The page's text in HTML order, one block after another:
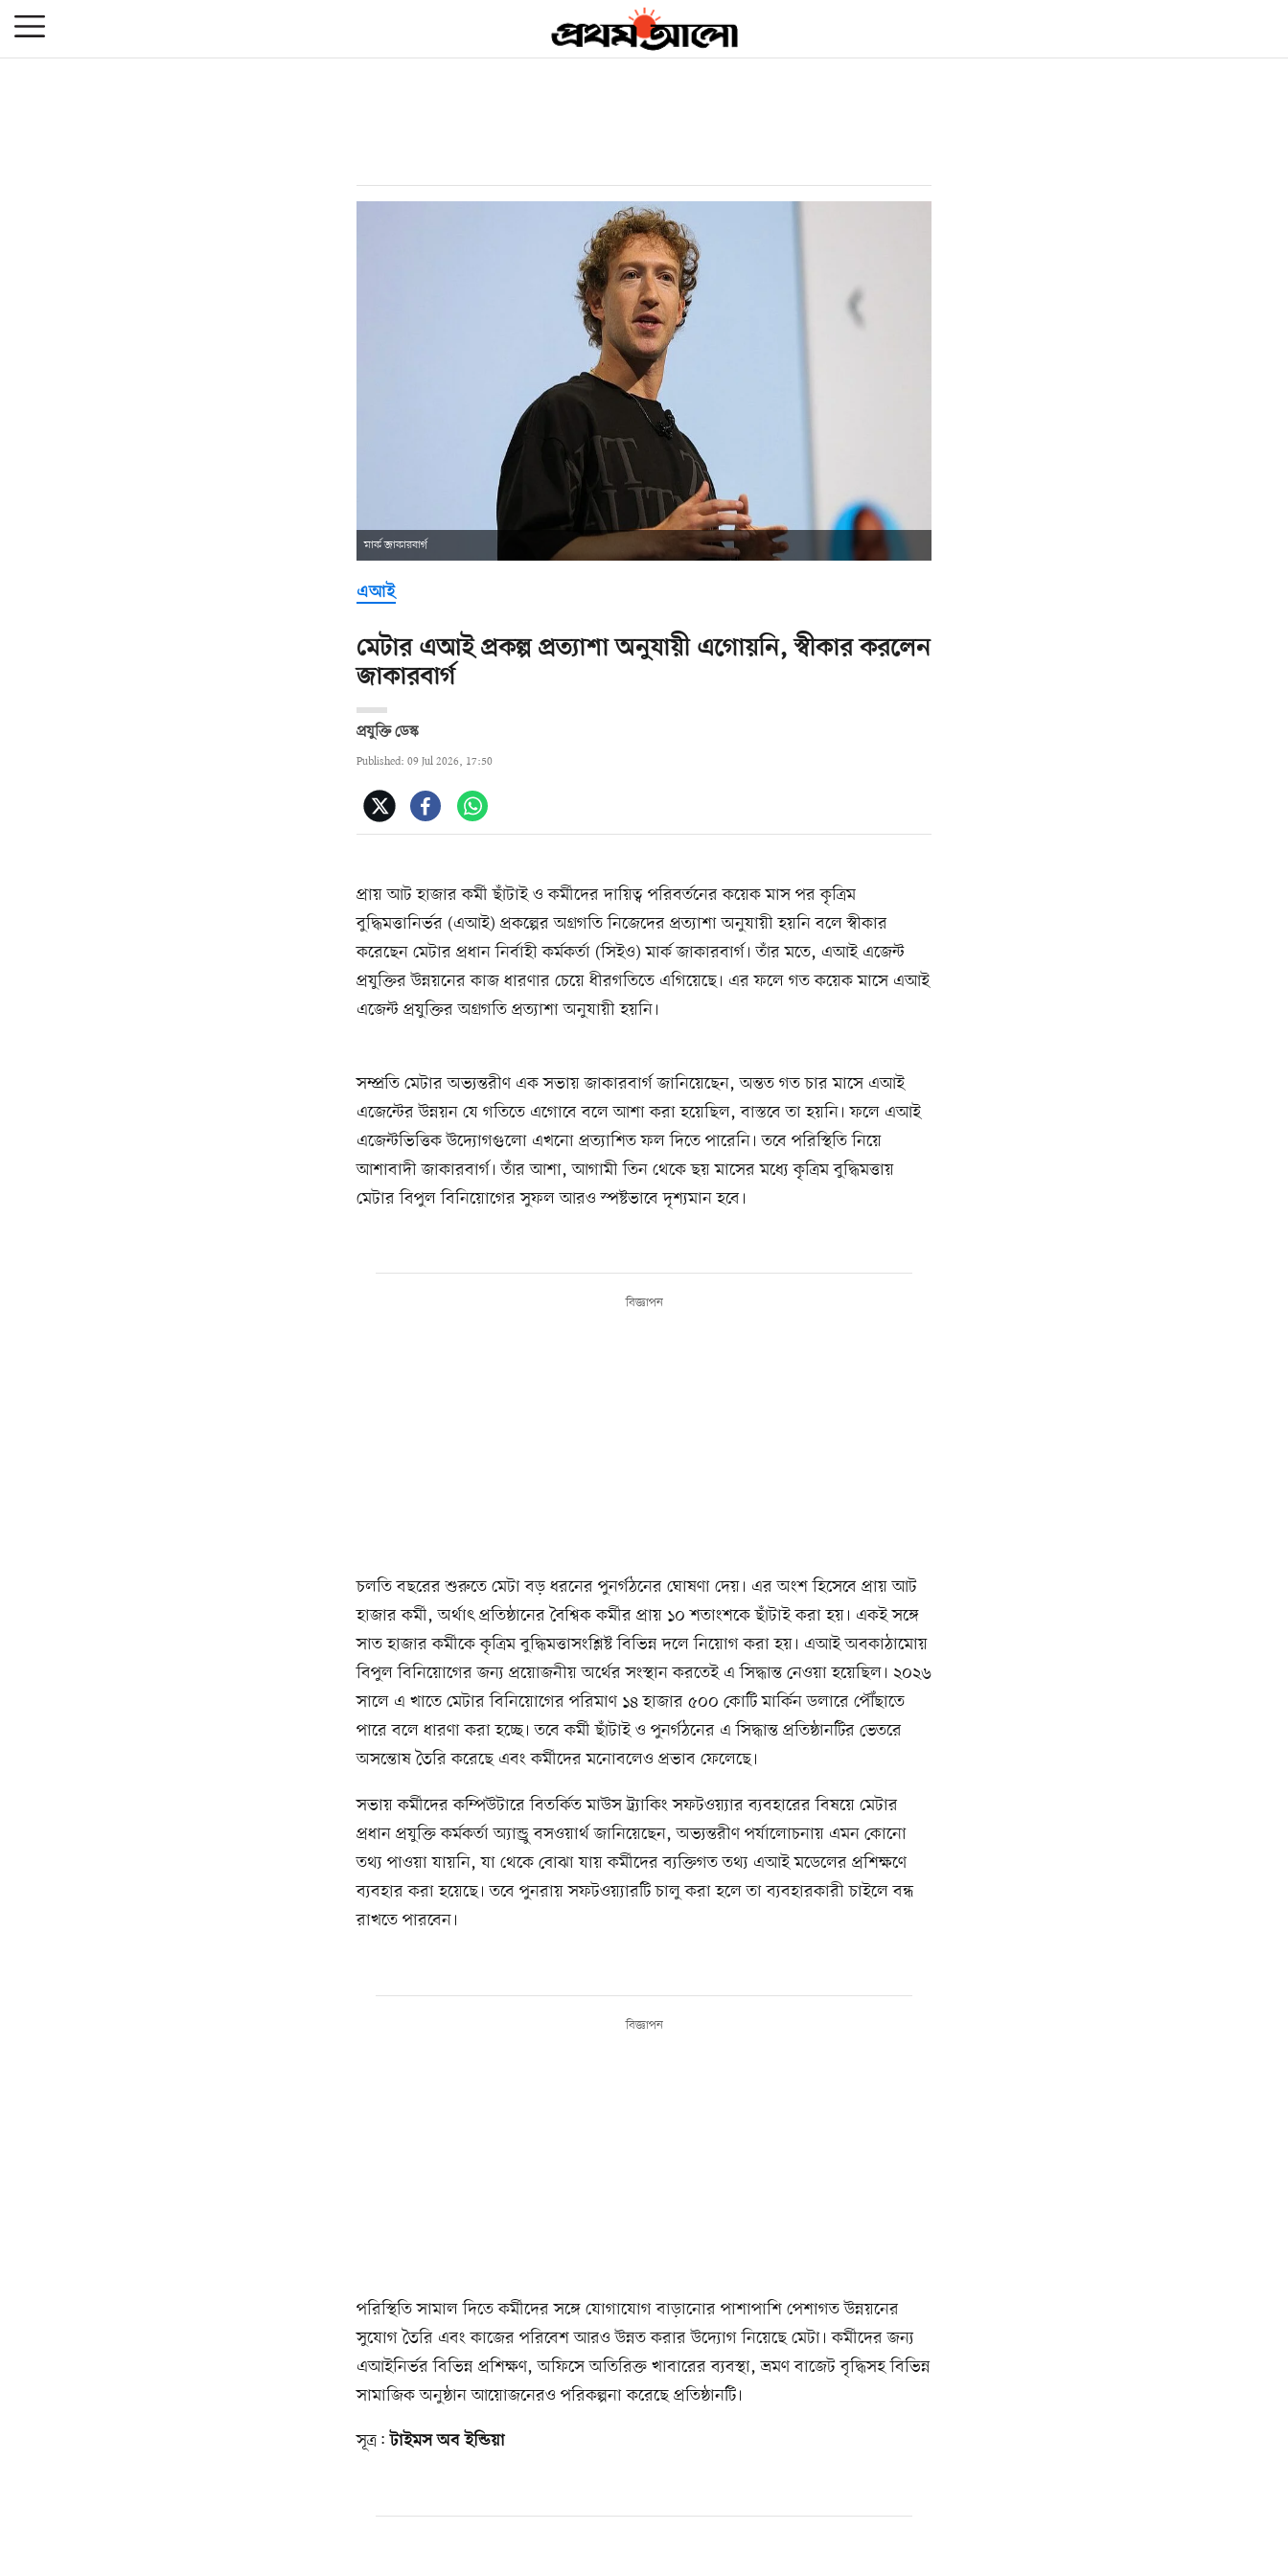
মার্ক জাকারবার্গ
এআই
মেটার এআই প্রকল্প প্রত্যাশা অনুযায়ী এগোয়নি, স্বীকার করলেন
জাকারবার্গ
প্রযুক্তি ডেস্ক
Published: 09 Jul 2026, 17:50
প্রায় আট হাজার কর্মী ছাঁটাই ও কর্মীদের দায়িত্ব পরিবর্তনের কয়েক মাস পর কৃত্রিম
বুদ্ধিমত্তানির্ভর (এআই) প্রকল্পের অগ্রগতি নিজেদের প্রত্যাশা অনুযায়ী হয়নি বলে স্বীকার
করেছেন মেটার প্রধান নির্বাহী কর্মকর্তা (সিইও) মার্ক জাকারবার্গ। তাঁর মতে, এআই এজেন্ট
প্রযুক্তির উন্নয়নের কাজ ধারণার চেয়ে ধীরগতিতে এগিয়েছে। এর ফলে গত কয়েক মাসে এআই
এজেন্ট প্রযুক্তির অগ্রগতি প্রত্যাশা অনুযায়ী হয়নি।
সম্প্রতি মেটার অভ্যন্তরীণ এক সভায় জাকারবার্গ জানিয়েছেন, অন্তত গত চার মাসে এআই
এজেন্টের উন্নয়ন যে গতিতে এগোবে বলে আশা করা হয়েছিল, বাস্তবে তা হয়নি। ফলে এআই
এজেন্টভিত্তিক উদ্যোগগুলো এখনো প্রত্যাশিত ফল দিতে পারেনি। তবে পরিস্থিতি নিয়ে
আশাবাদী জাকারবার্গ। তাঁর আশা, আগামী তিন থেকে ছয় মাসের মধ্যে কৃত্রিম বুদ্ধিমত্তায়
মেটার বিপুল বিনিয়োগের সুফল আরও স্পষ্টভাবে দৃশ্যমান হবে।
বিজ্ঞাপন
চলতি বছরের শুরুতে মেটা বড় ধরনের পুনর্গঠনের ঘোষণা দেয়। এর অংশ হিসেবে প্রায় আট
হাজার কর্মী, অর্থাৎ প্রতিষ্ঠানের বৈশ্বিক কর্মীর প্রায় ১০ শতাংশকে ছাঁটাই করা হয়। একই সঙ্গে
সাত হাজার কর্মীকে কৃত্রিম বুদ্ধিমত্তাসংশ্লিষ্ট বিভিন্ন দলে নিয়োগ করা হয়। এআই অবকাঠামোয়
বিপুল বিনিয়োগের জন্য প্রয়োজনীয় অর্থের সংস্থান করতেই এ সিদ্ধান্ত নেওয়া হয়েছিল। ২০২৬
সালে এ খাতে মেটার বিনিয়োগের পরিমাণ ১৪ হাজার ৫০০ কোটি মার্কিন ডলারে পৌঁছাতে
পারে বলে ধারণা করা হচ্ছে। তবে কর্মী ছাঁটাই ও পুনর্গঠনের এ সিদ্ধান্ত প্রতিষ্ঠানটির ভেতরে
অসন্তোষ তৈরি করেছে এবং কর্মীদের মনোবলেও প্রভাব ফেলেছে।
সভায় কর্মীদের কম্পিউটারে বিতর্কিত মাউস ট্র্যাকিং সফটওয়্যার ব্যবহারের বিষয়ে মেটার
প্রধান প্রযুক্তি কর্মকর্তা অ্যান্ড্রু বসওয়ার্থ জানিয়েছেন, অভ্যন্তরীণ পর্যালোচনায় এমন কোনো
তথ্য পাওয়া যায়নি, যা থেকে বোঝা যায় কর্মীদের ব্যক্তিগত তথ্য এআই মডেলের প্রশিক্ষণে
ব্যবহার করা হয়েছে। তবে পুনরায় সফটওয়্যারটি চালু করা হলে তা ব্যবহারকারী চাইলে বন্ধ
রাখতে পারবেন।
বিজ্ঞাপন
পরিস্থিতি সামাল দিতে কর্মীদের সঙ্গে যোগাযোগ বাড়ানোর পাশাপাশি পেশাগত উন্নয়নের
সুযোগ তৈরি এবং কাজের পরিবেশ আরও উন্নত করার উদ্যোগ নিয়েছে মেটা। কর্মীদের জন্য
এআইনির্ভর বিভিন্ন প্রশিক্ষণ, অফিসে অতিরিক্ত খাবারের ব্যবস্থা, ভ্রমণ বাজেট বৃদ্ধিসহ বিভিন্ন
সামাজিক অনুষ্ঠান আয়োজনেরও পরিকল্পনা করেছে প্রতিষ্ঠানটি।
সূত্র:টাইমস অব ইন্ডিয়া